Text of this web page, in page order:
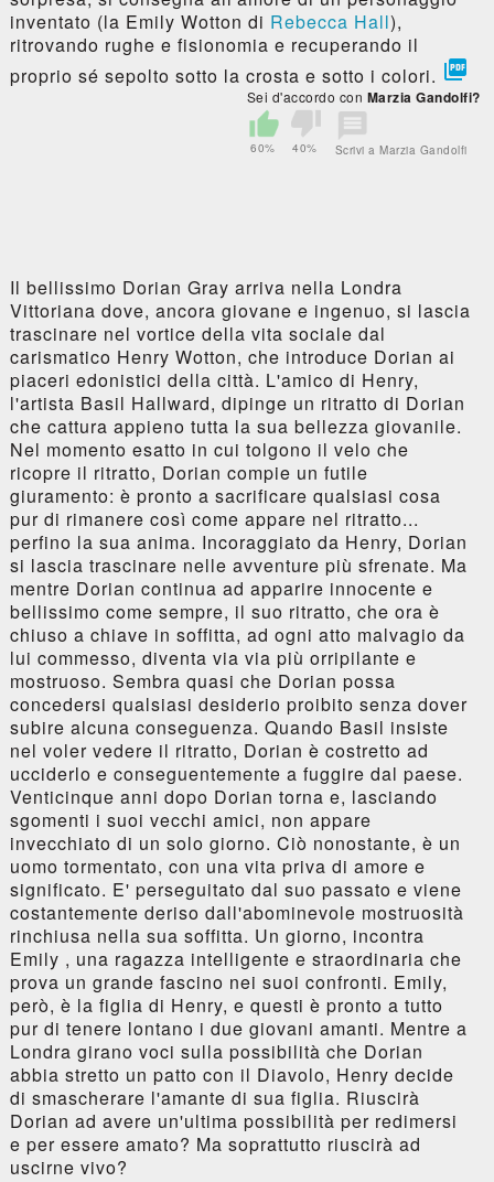
inventato (la Emily Wotton di Rebecca Hall),
ritrovando rughe e fisionomia e recuperando il
proprio sé sepolto sotto la crosta e sotto i colori. 
Sei d'accordo con Marzia Gandolfi?
60% 40% Scrivi a Marzia Gandolfi
Il bellissimo Dorian Gray arriva nella Londra
Vittoriana dove, ancora giovane e ingenuo, si lascia
trascinare nel vortice della vita sociale dal
carismatico Henry Wotton, che introduce Dorian ai
piaceri edonistici della città. L'amico di Henry,
l'artista Basil Hallward, dipinge un ritratto di Dorian
che cattura appieno tutta la sua bellezza giovanile.
Nel momento esatto in cui tolgono il velo che
ricopre il ritratto, Dorian compie un futile
giuramento: è pronto a sacrificare qualsiasi cosa
pur di rimanere così come appare nel ritratto...
perfino la sua anima. Incoraggiato da Henry, Dorian
si lascia trascinare nelle avventure più sfrenate. Ma
mentre Dorian continua ad apparire innocente e
bellissimo come sempre, il suo ritratto, che ora è
chiuso a chiave in soffitta, ad ogni atto malvagio da
lui commesso, diventa via via più orripilante e
mostruoso. Sembra quasi che Dorian possa
concedersi qualsiasi desiderio proibito senza dover
subire alcuna conseguenza. Quando Basil insiste
nel voler vedere il ritratto, Dorian è costretto ad
ucciderlo e conseguentemente a fuggire dal paese.
Venticinque anni dopo Dorian torna e, lasciando
sgomenti i suoi vecchi amici, non appare
invecchiato di un solo giorno. Ciò nonostante, è un
uomo tormentato, con una vita priva di amore e
significato. E' perseguitato dal suo passato e viene
costantemente deriso dall'abominevole mostruosità
rinchiusa nella sua soffitta. Un giorno, incontra
Emily , una ragazza intelligente e straordinaria che
prova un grande fascino nei suoi confronti. Emily,
però, è la figlia di Henry, e questi è pronto a tutto
pur di tenere lontano i due giovani amanti. Mentre a
Londra girano voci sulla possibilità che Dorian
abbia stretto un patto con il Diavolo, Henry decide
di smascherare l'amante di sua figlia. Riuscirà
Dorian ad avere un'ultima possibilità per redimersi
e per essere amato? Ma soprattutto riuscirà ad
uscirne vivo?